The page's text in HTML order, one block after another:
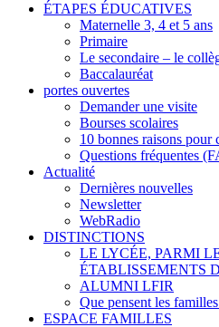
ÉTAPES ÉDUCATIVES
Maternelle 3, 4 et 5 ans
Primaire
Le secondaire – le
Baccalauréat
portes ouvertes
Demander une visite
Bourses scolaires
10 bonnes raisons pour
Questions fréquentes
Actualité
Dernières nouvelles
Newsletter
WebRadio
DISTINCTIONS
LE LYCÉE, PARMI
ÉTABLISSEMENTS
ALUMNI LFIR
Que pensent les
ESPACE FAMILLES